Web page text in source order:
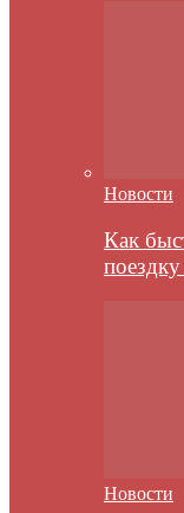
Новости
Как
Новости